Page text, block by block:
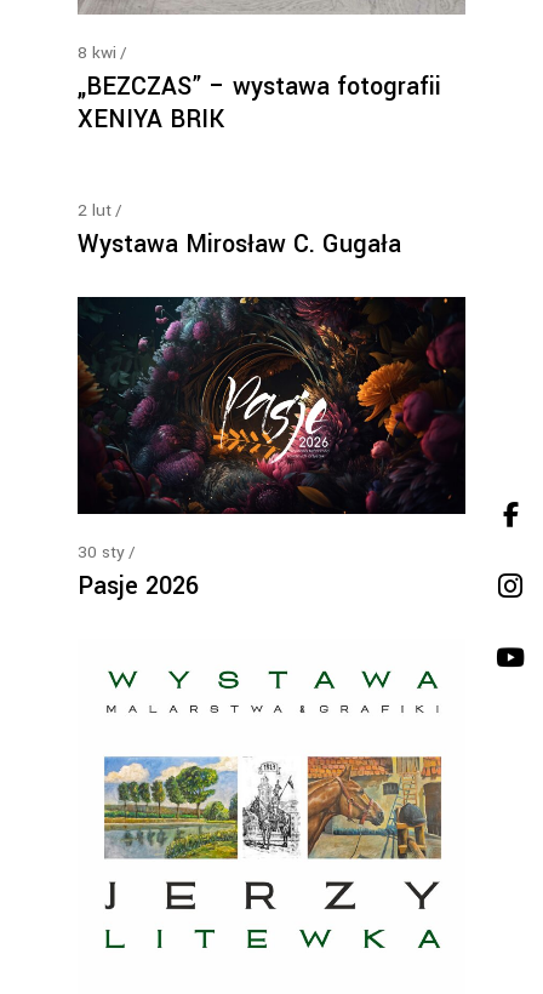
8 kwi
„BEZCZAS” – wystawa fotografii
XENIYA BRIK
2 lut
Wystawa Mirosław C. Gugała
30 sty
Pasje 2026